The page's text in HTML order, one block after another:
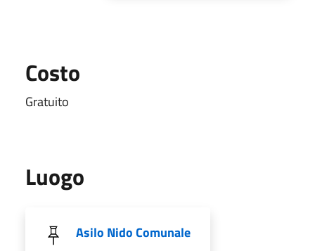
Costo
Gratuito
Luogo
Asilo Nido Comunale